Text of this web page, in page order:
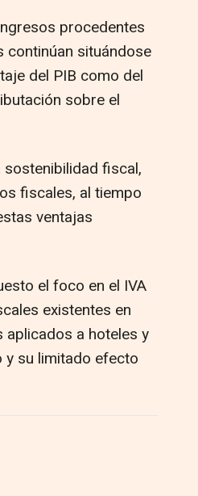
procedentes
continúan situándose
del PIB como del
sobre el
fiscal,
fiscales, al tiempo
ventajas
el foco en el IVA
existentes en
aplicados a hoteles y
su limitado efecto